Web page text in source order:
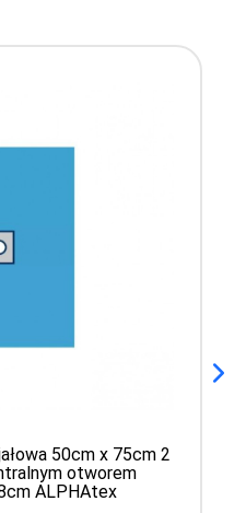
50cm x 75cm 2
otworem
ALPHAtex